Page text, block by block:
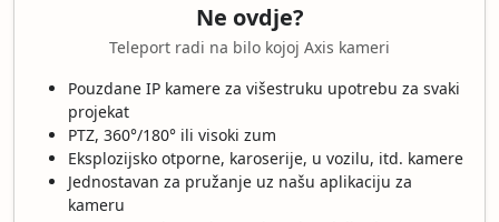
Ne ovdje?
Teleport radi na bilo kojoj Axis kameri
Pouzdane IP kamere za višestruku upotrebu za svaki
projekat
PTZ, 360°/180° ili visoki zum
Eksplozijsko otporne, karoserije, u vozilu, itd. kamere
Jednostavan za pružanje uz našu aplikaciju za
kameru